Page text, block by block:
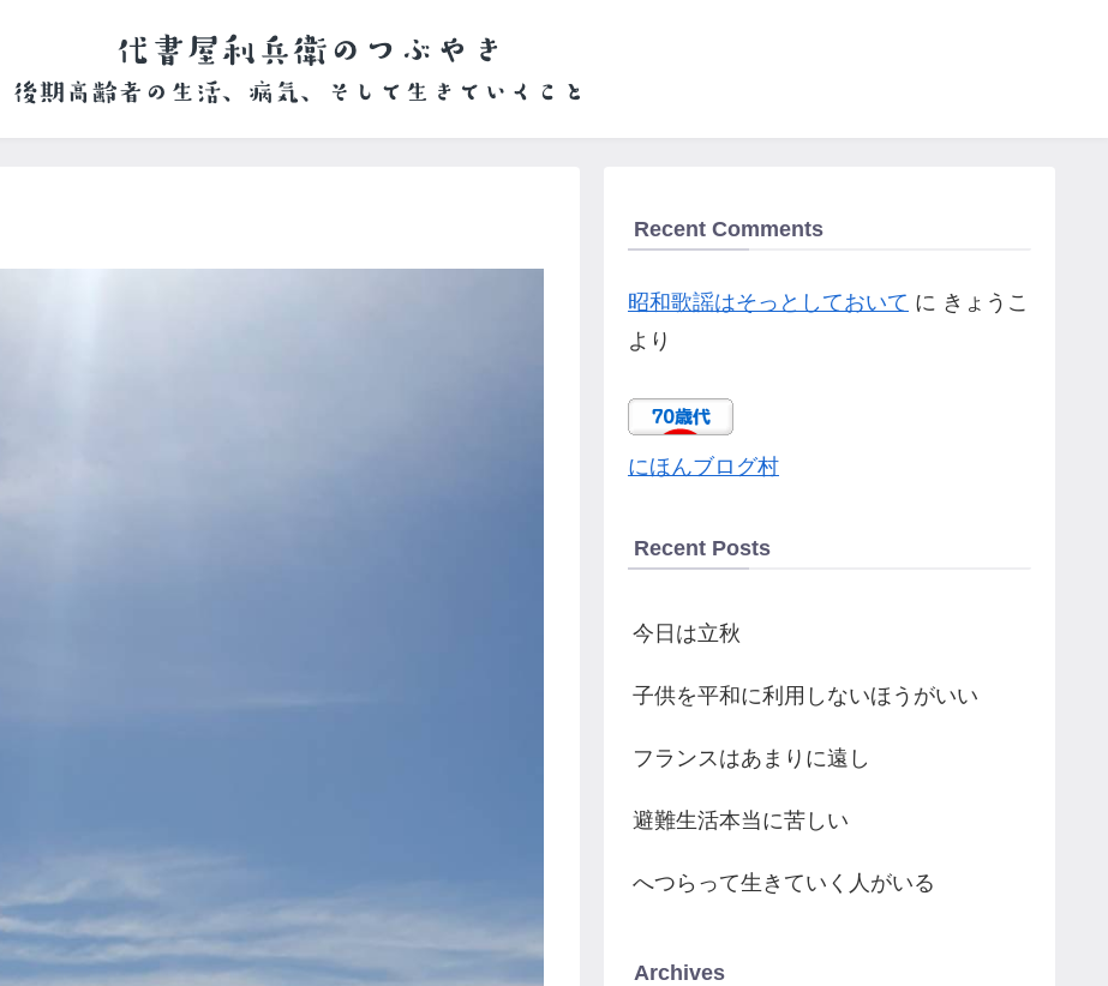
Recent Comments
昭和歌謡はそっとしておいて に きょうこ
より
にほんブログ村
Recent Posts
今日は立秋
子供を平和に利用しないほうがいい
フランスはあまりに遠し
避難生活本当に苦しい
へつらって生きていく人がいる
Archives